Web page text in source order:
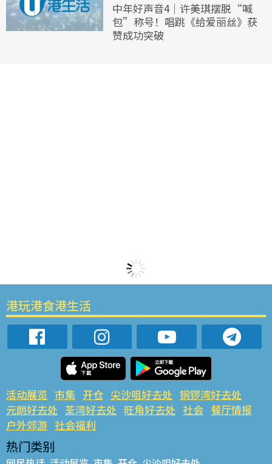
中年好声音4｜许美琪摆脱“喊
包”称号！唱跳《给爱丽丝》获
赞成功突破
港玩港食港生活
活动展览 市集 开仓 尖沙咀好去处 铜锣湾好去处
元朗好去处 荃湾好去处 旺角好去处 社会 餐厅情报
户外郊游 社会福利
热门类别